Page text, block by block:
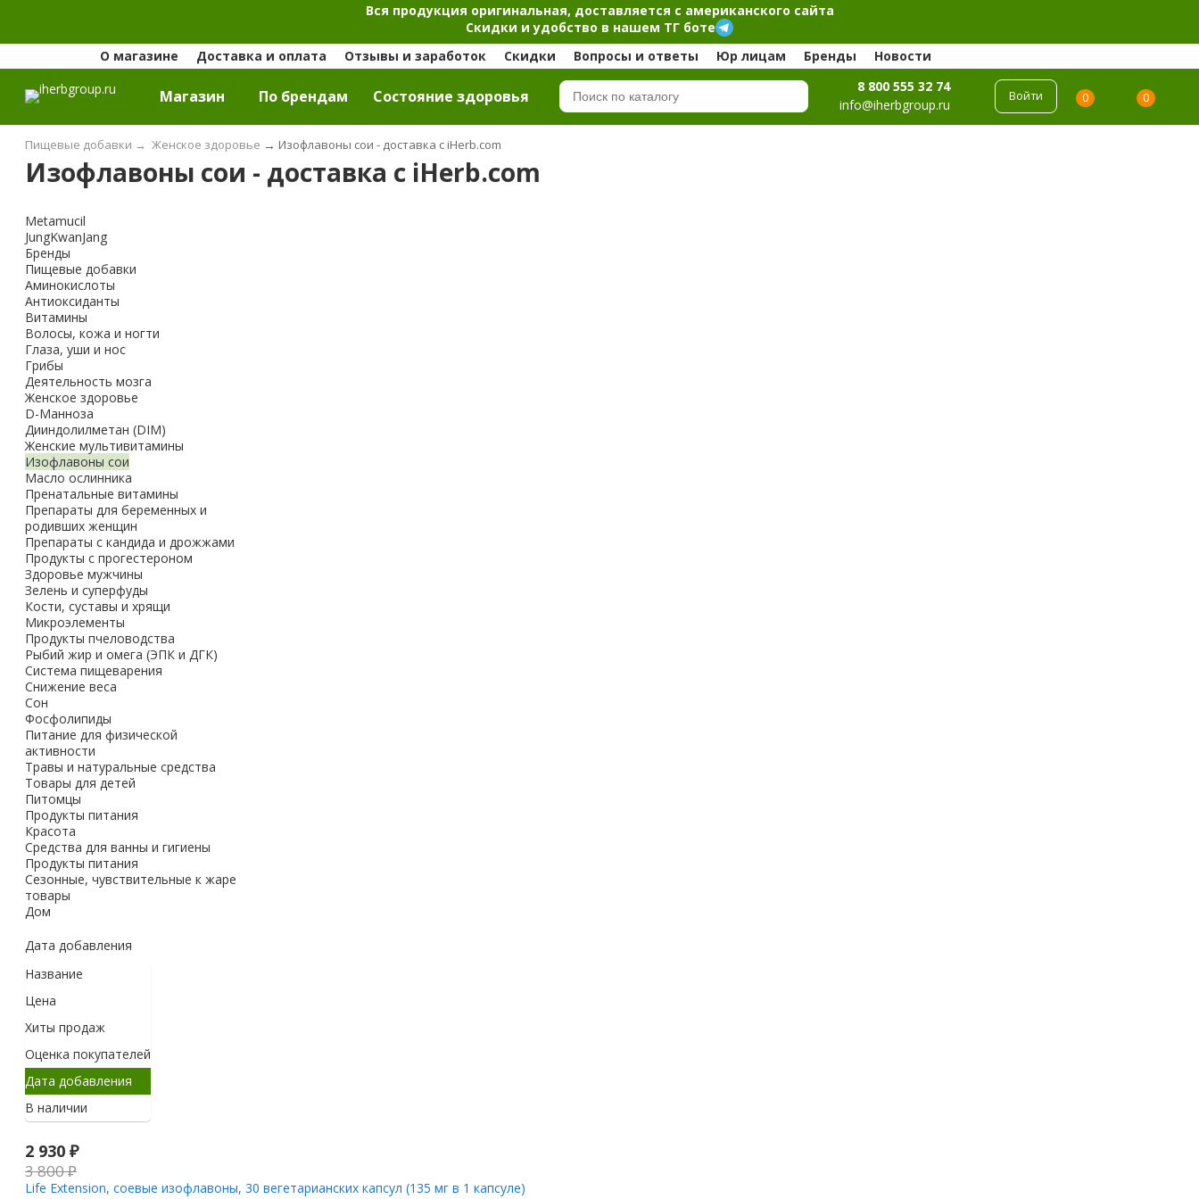
Вся продукция оригинальная, доставляется с американского сайта
Скидки и удобство в нашем ТГ боте
О магазине
Доставка и оплата Отзывы и заработок Скидки Вопросы и ответы Юр лицам Бренды Новости
Магазин По брендам Cостояние здоровья
8 800 555 32 74
info@iherbgroup.ru
Войти 0 0
Пищевые добавки → Женское здоровье → Изофлавоны сои - доставка с iHerb.com
Изофлавоны сои - доставка с iHerb.com
Metamucil
JungKwanJang
Бренды
Пищевые добавки
Аминокислоты
Антиоксиданты
Витамины
Волосы, кожа и ногти
Глаза, уши и нос
Грибы
Деятельность мозга
Женское здоровье
D-Манноза
Дииндолилметан (DIM)
Женские мультивитамины
Изофлавоны сои
Масло ослинника
Пренатальные витамины
Препараты для беременных и
родивших женщин
Препараты с кандида и дрожжами
Продукты с прогестероном
Здоровье мужчины
Зелень и суперфуды
Кости, суставы и хрящи
Микроэлементы
Продукты пчеловодства
Рыбий жир и омега (ЭПК и ДГК)
Система пищеварения
Снижение веса
Сон
Фосфолипиды
Питание для физической
активности
Травы и натуральные средства
Товары для детей
Питомцы
Продукты питания
Красота
Средства для ванны и гигиены
Продукты питания
Сезонные, чувствительные к жаре
товары
Дом
Дата добавления
Название
Цена
Хиты продаж
Оценка покупателей
Дата добавления
В наличии
2 930 ₽
3 800₽
Life Extension, соевые изофлавоны, 30 вегетарианских капсул (135 мг в 1 капсуле)